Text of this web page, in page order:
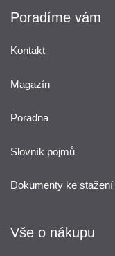
Poradíme vám
Kontakt
Magazín
Poradna
Slovník pojmů
Dokumenty ke stažení
Vše o nákupu